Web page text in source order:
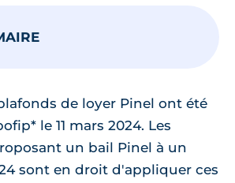
de loyer Pinel ont été
le 11 mars 2024. Les
un bail Pinel à un
sont en droit d'appliquer ces